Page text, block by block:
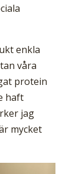
enkla
våra
protein
haft
jag
mycket